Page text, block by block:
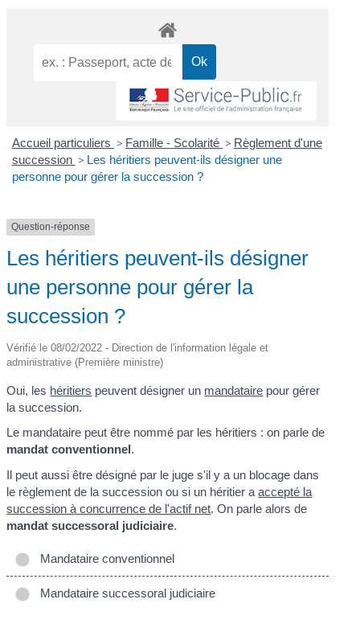
Accueil particuliers > Famille - Scolarité > Règlement d'une
succession > Les héritiers peuvent-ils désigner une
personne pour gérer la succession ?
Question-réponse
Les héritiers peuvent-ils désigner
une personne pour gérer la
succession ?
Vérifié le 08/02/2022 - Direction de l'information légale et
administrative (Première ministre)
Oui, les héritiers peuvent désigner un mandataire pour gérer
la succession.
Le mandataire peut être nommé par les héritiers : on parle de
mandat conventionnel.
Il peut aussi être désigné par le juge s'il y a un blocage dans
le règlement de la succession ou si un héritier aaccepté la
succession à concurrence de l'actif net. On parle alors de
mandat successoral judiciaire.
Mandataire conventionnel
Mandataire successoral judiciaire